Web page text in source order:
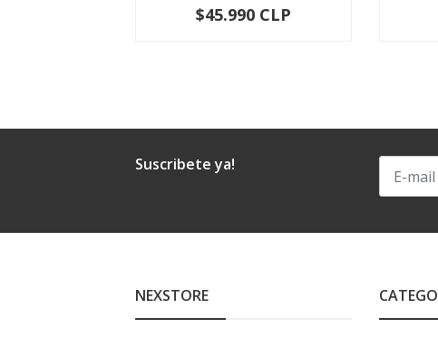
+
$45.990 CLP
Suscribete ya!
NEXSTORE